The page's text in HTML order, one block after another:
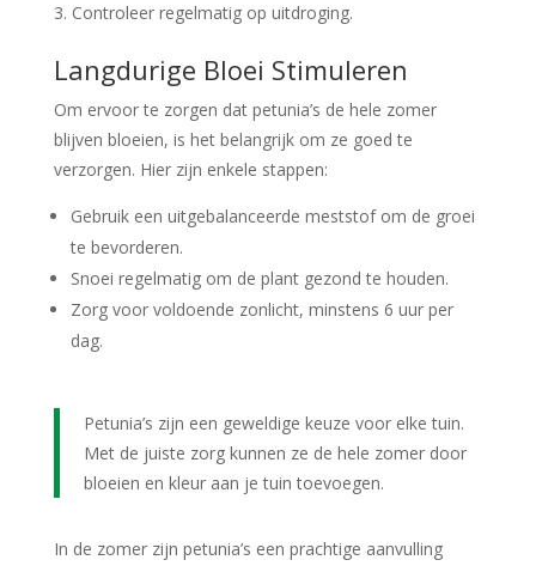
Controleer regelmatig op uitdroging.
Langdurige Bloei Stimuleren
Om ervoor te zorgen dat petunia’s de hele zomer
blijven bloeien, is het belangrijk om ze goed te
verzorgen. Hier zijn enkele stappen:
Gebruik een uitgebalanceerde meststof om de groei
te bevorderen.
Snoei regelmatig om de plant gezond te houden.
Zorg voor voldoende zonlicht, minstens 6 uur per
dag.
Petunia’s zijn een geweldige keuze voor elke tuin.
Met de juiste zorg kunnen ze de hele zomer door
bloeien en kleur aan je tuin toevoegen.
In de zomer zijn petunia’s een prachtige aanvulling